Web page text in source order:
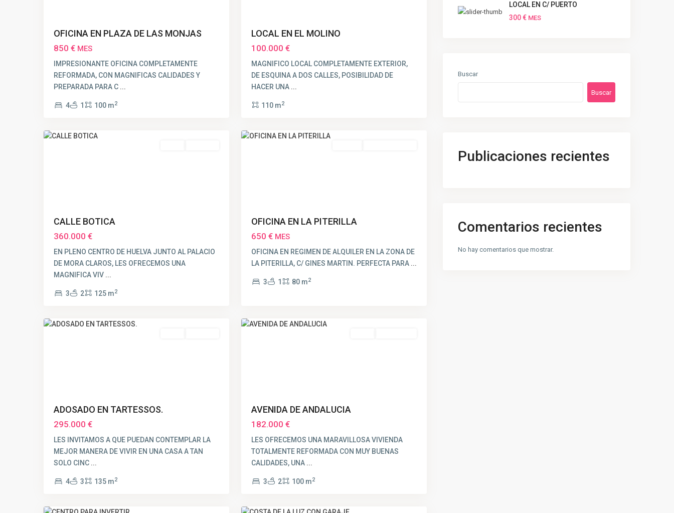
OFICINA EN PLAZA DE LAS MONJAS
850 € MES
IMPRESIONANTE OFICINA COMPLETAMENTE
REFORMADA, CON MAGNIFICAS CALIDADES Y
PREPARADA PARA C ...
4 1 100 m2
LOCAL EN EL MOLINO
100.000 €
MAGNIFICO LOCAL COMPLETAMENTE EXTERIOR,
DE ESQUINA A DOS CALLES, POSIBILIDAD DE
HACER UNA ...
110 m2
CALLE BOTICA
360.000 €
EN PLENO CENTRO DE HUELVA JUNTO AL PALACIO
DE MORA CLAROS, LES OFRECEMOS UNA
MAGNIFICA VIV ...
3 2 125 m2
OFICINA EN LA PITERILLA
650 € MES
OFICINA EN REGIMEN DE ALQUILER EN LA ZONA DE
LA PITERILLA, C/ GINES MARTIN. PERFECTA PARA ...
3 1 80 m2
ADOSADO EN TARTESSOS.
295.000 €
LES INVITAMOS A QUE PUEDAN CONTEMPLAR LA
MEJOR MANERA DE VIVIR EN UNA CASA A TAN
SOLO CINC ...
4 3 135 m2
AVENIDA DE ANDALUCIA
182.000 €
LES OFRECEMOS UNA MARAVILLOSA VIVIENDA
TOTALMENTE REFORMADA CON MUY BUENAS
CALIDADES, UNA ...
3 2 100 m2
LOCAL EN C/ PUERTO
300 € MES
Buscar
Buscar
Publicaciones recientes
Comentarios recientes
No hay comentarios que mostrar.